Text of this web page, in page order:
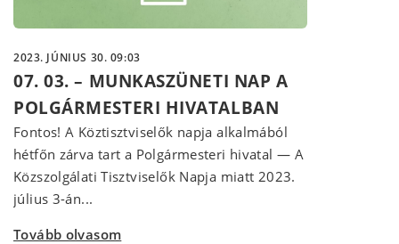
2023. JÚNIUS 30. 09:03
07. 03. – MUNKASZÜNETI NAP A
POLGÁRMESTERI HIVATALBAN
Fontos! A Köztisztviselők napja alkalmából
hétfőn zárva tart a Polgármesteri hivatal — A
Közszolgálati Tisztviselők Napja miatt 2023.
július 3-án...
Tovább olvasom